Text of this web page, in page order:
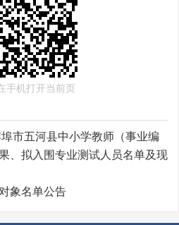
手机打开当前页
市五河县中小学教师（事业编
、拟入围专业测试人员名单及现
象名单公告